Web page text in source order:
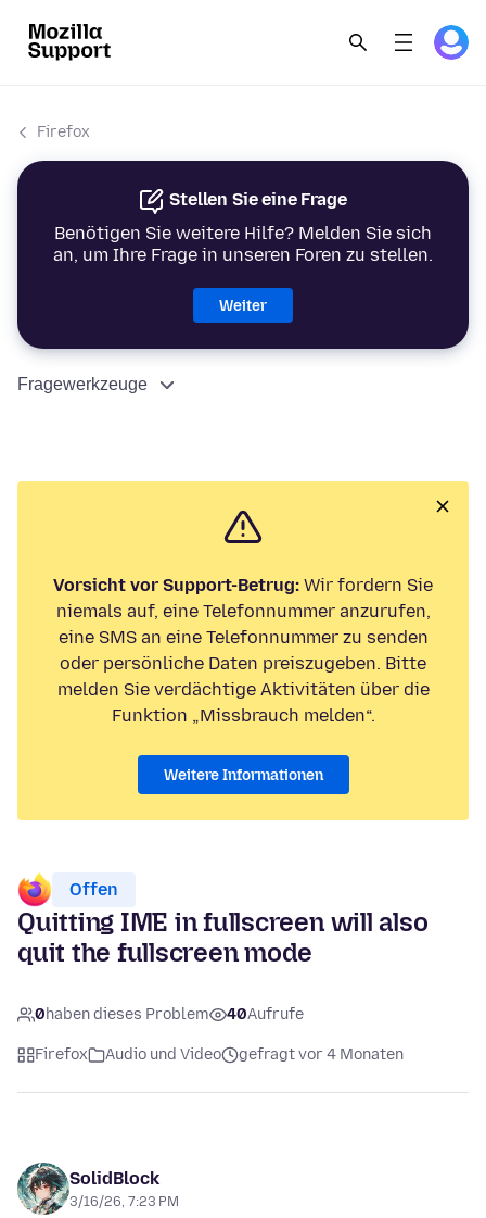
Firefox
Stellen Sie eine Frage
Benötigen Sie weitere Hilfe? Melden Sie sich
an, um Ihre Frage in unseren Foren zu stellen.
Weiter
Fragewerkzeuge
Vorsicht vor Support-Betrug: Wir fordern Sie
niemals auf, eine Telefonnummer anzurufen,
eine SMS an eine Telefonnummer zu senden
oder persönliche Daten preiszugeben. Bitte
melden Sie verdächtige Aktivitäten über die
Funktion „Missbrauch melden“.
Weitere Informationen
Offen
Quitting IME in fullscreen will also
quit the fullscreen mode
0haben dieses Problem 40Aufrufe
Firefox Audio und Video gefragt vor 4 Monaten
SolidBlock
3/16/26, 7:23 PM